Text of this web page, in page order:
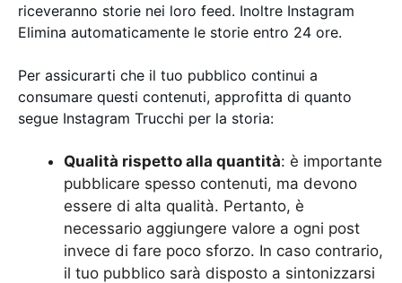
riceveranno storie nei loro feed. Inoltre Instagram
Elimina automaticamente le storie entro 24 ore.
Per assicurarti che il tuo pubblico continui a
consumare questi contenuti, approfitta di quanto
segue Instagram Trucchi per la storia:
Qualità rispetto alla quantità: è importante
pubblicare spesso contenuti, ma devono
essere di alta qualità. Pertanto, è
necessario aggiungere valore a ogni post
invece di fare poco sforzo. In caso contrario,
il tuo pubblico sarà disposto a sintonizzarsi